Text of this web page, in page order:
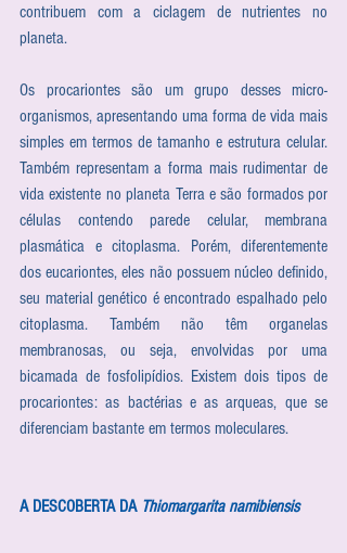
contribuem com a ciclagem de nutrientes no
planeta.
Os procariontes são um grupo desses micro-
organismos, apresentando uma forma de vida mais
simples em termos de tamanho e estrutura celular.
Também representam a forma mais rudimentar de
vida existente no planeta Terra e são formados por
células contendo parede celular, membrana
plasmática e citoplasma. Porém, diferentemente
dos eucariontes, eles não possuem núcleo definido,
seu material genético é encontrado espalhado pelo
citoplasma. Também não têm organelas
membranosas, ou seja, envolvidas por uma
bicamada de fosfolipídios. Existem dois tipos de
procariontes: as bactérias e as arqueas, que se
diferenciam bastante em termos moleculares.
A DESCOBERTA DA Thiomargarita namibiensis